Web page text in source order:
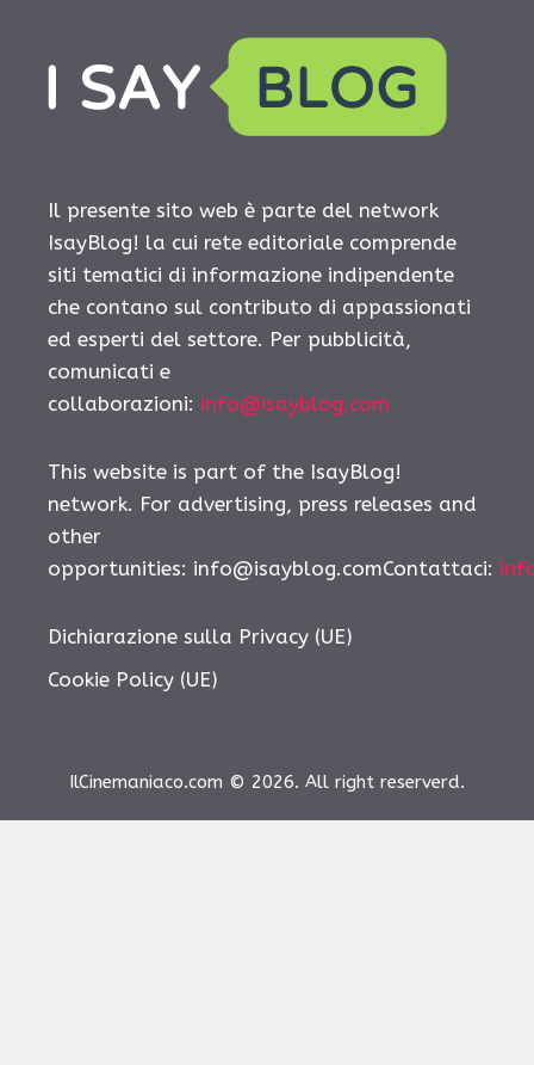
Il presente sito web è parte del network
IsayBlog! la cui rete editoriale comprende
siti tematici di informazione indipendente
che contano sul contributo di appassionati
ed esperti del settore. Per pubblicità,
comunicati e
collaborazioni: info@isayblog.com
This website is part of the IsayBlog!
network. For advertising, press releases and
other
opportunities: info@isayblog.comContattaci:
Dichiarazione sulla Privacy (UE)
Cookie Policy (UE)
IlCinemaniaco.com © 2026. All right reserverd.